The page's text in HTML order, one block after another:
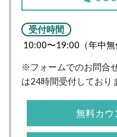
受付時間
10:00〜19:00（年中無
※フォームでのお問合
は24時間受付しており
無料カウ